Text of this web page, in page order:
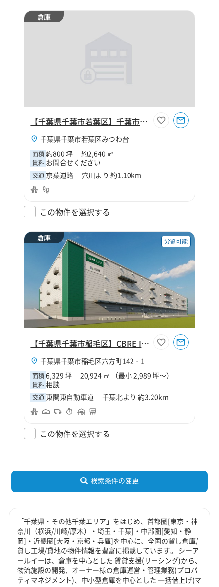
倉庫
【千葉県千葉市若葉区】千葉市若葉区みつわ台1丁目800坪倉庫
千葉県千葉市若葉区みつわ台
面積 約800 坪 約2,640 ㎡
賃料 お問合せください
交通 京葉道路 穴川より 約1.10km
この物件を選択する
倉庫 分割可能
【千葉県千葉市稲毛区】CBRE IM 千葉北Ⅳ
千葉県千葉市稲毛区六方町142‐1
面積 6,329 坪 20,924 ㎡ （最小 2,989 坪～）
賃料 相談
交通 東関東自動車道 千葉北より 約3.20km
この物件を選択する
検索条件の変更
「千葉県・その他千葉エリア」をはじめ、首都圏[東京・神
奈川（横浜/川崎/厚木）・埼玉・千葉]・中部圏[愛知・静
岡]・近畿圏[大阪・京都・兵庫]を中心に、全国の貸し倉庫/
貸し工場/貸地の物件情報を豊富に掲載しています。 シーア
ールイーは、倉庫を中心とした 賃貸支援(リーシング)から、
物流施設の開発、オーナー様の倉庫運営・管理業務(プロパ
ティマネジメント)、中小型倉庫を中心とした 一括借上げ(マ